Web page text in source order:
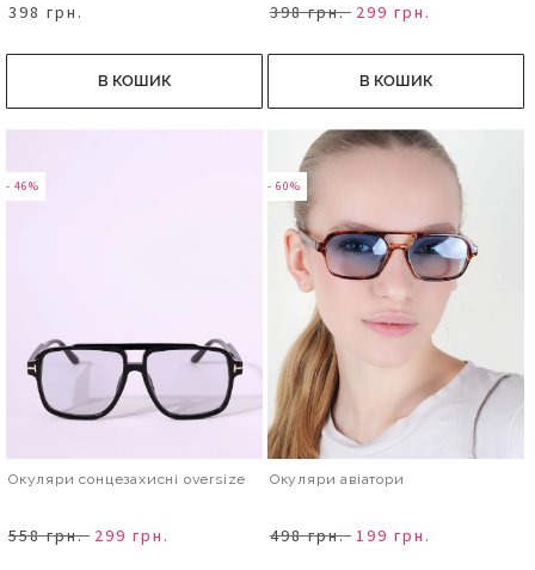
398 грн.
В КОШИК
398 грн. 299 грн.
В КОШИК
- 46%
Окуляри сонцезахисні oversize
558 грн. 299 грн.
- 60%
Окуляри авіатори
498 грн. 199 грн.